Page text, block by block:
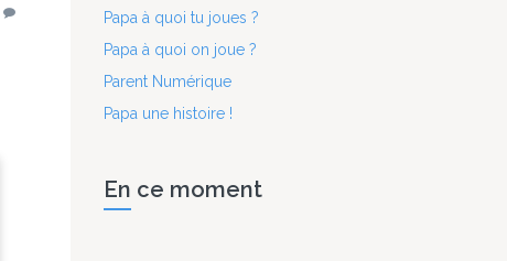
Papa à quoi tu joues ?
Papa à quoi on joue ?
Parent Numérique
Papa une histoire !
En ce moment